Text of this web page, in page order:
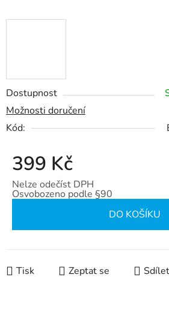
Dostupnost
Možnosti doručení
Kód:
399 Kč
Nelze odečíst DPH
Osvobozeno podle §90
DO KOŠÍKU
Tisk Zeptat se Sdílet